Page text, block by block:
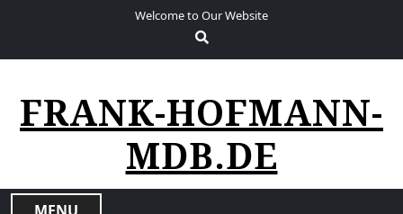
Welcome to Our Website
FRANK-HOFMANN-
MDB.DE